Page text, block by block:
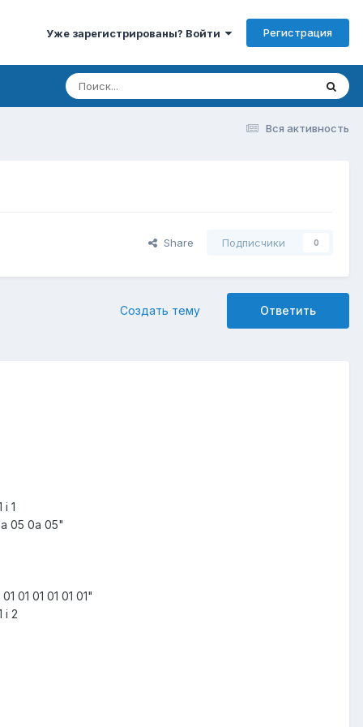
Уже зарегистрированы? Войти Регистрация
Вся активность
Share Подписчики 0
Ответить
Создать тему
1
05 0a 05"
01 01 01 01 01"
i 2